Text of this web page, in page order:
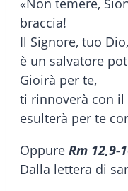
braccia!
Il Signore, tuo
è un salvatore
Gioirà per te,
ti rinnoverà con il
esulterà per te
Oppure Rm 12,9-
Dalla lettera di